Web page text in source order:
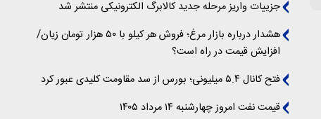
جزییات واریز مرحله جدید کالابرگ الکترونیکی منتشر شد
هشدار درباره بازار مرغ؛ فروش هر کیلو با ۵۰ هزار تومان زیان/
افزایش قیمت در راه است؟
فتح کانال ۵.۴ میلیونی؛ بورس از سد مقاومت کلیدی عبور کرد
قیمت نفت امروز چهارشنبه ۱۴ مرداد ۱۴۰۵